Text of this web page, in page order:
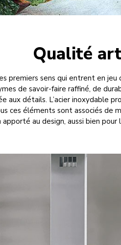
Qualité
premiers sens qui entrent en jeu
de savoir-faire raffiné, de
aux détails. L’acier inoxydable
ces éléments sont associés de
apporté au design, aussi bien